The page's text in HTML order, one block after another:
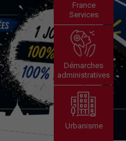
France
Services
Démarches
administratives
Urbanisme